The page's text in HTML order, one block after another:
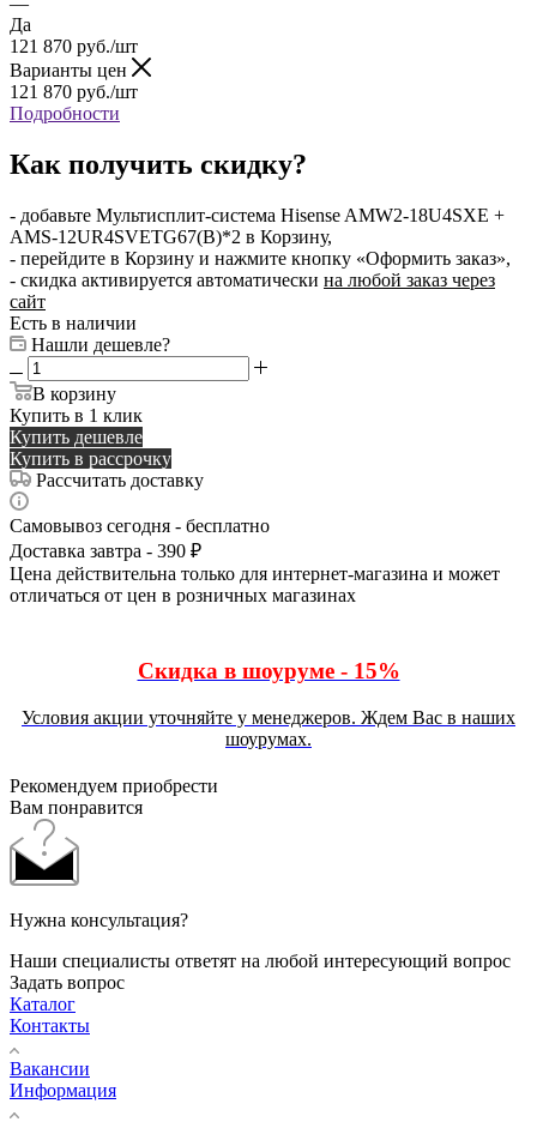
Да
121 870 руб./шт
Варианты цен
121 870 руб./шт
Подробности
Как получить скидку?
- добавьте Мультисплит-система Hisense AMW2-18U4SXE +
AMS-12UR4SVETG67(B)*2 в Корзину,
- перейдите в Корзину и нажмите кнопку «Оформить заказ»,
- скидка активируется автоматически на любой заказ через
сайт
Есть в наличии
Нашли дешевле?
В корзину
Купить в 1 клик
Купить дешевле
Купить в рассрочку
Рассчитать доставку
Самовывоз сегодня - бесплатно
Доставка завтра - 390 ₽
Цена действительна только для интернет-магазина и может
отличаться от цен в розничных магазинах
Скидка в шоуруме - 15%
Условия акции уточняйте у менеджеров. Ждем Вас в наших
шоурумах.
Рекомендуем приобрести
Вам понравится
Нужна консультация?
Наши специалисты ответят на любой интересующий вопрос
Задать вопрос
Каталог
Контакты
Вакансии
Информация